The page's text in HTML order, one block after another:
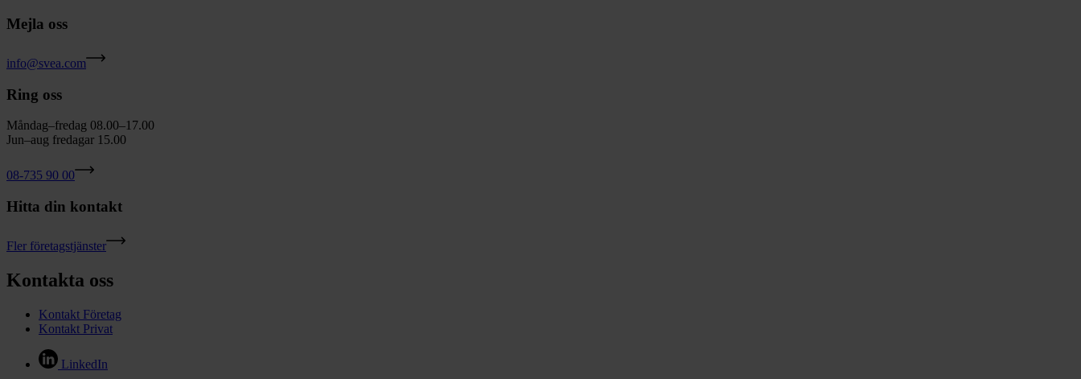
Mejla oss
info@svea.com
Ring oss
Måndag–fredag 08.00–17.00
Jun–aug fredagar 15.00
08-735 90 00
Hitta din kontakt
Fler företagstjänster
Kontakta oss
Kontakt Företag
Kontakt Privat
LinkedIn